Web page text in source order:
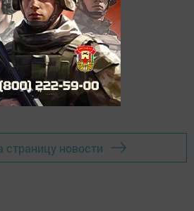
страницу новости